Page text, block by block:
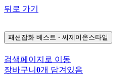
뒤로 가기
패션잡화 베스트 - 씨제이온스타일
검색페이지로 이동
장바구니 0개 담겨있음